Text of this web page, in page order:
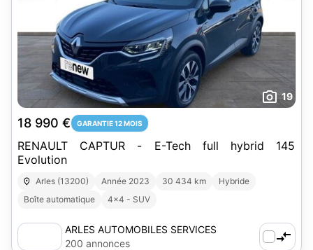
19
18 990 € GARANTIE 12 MOIS
RENAULT CAPTUR - E-Tech full hybrid 145
Evolution
Arles (13200) Année 2023 30 434 km
Hybride
Boîte automatique
4x4 - SUV
ARLES AUTOMOBILES SERVICES
200 annonces